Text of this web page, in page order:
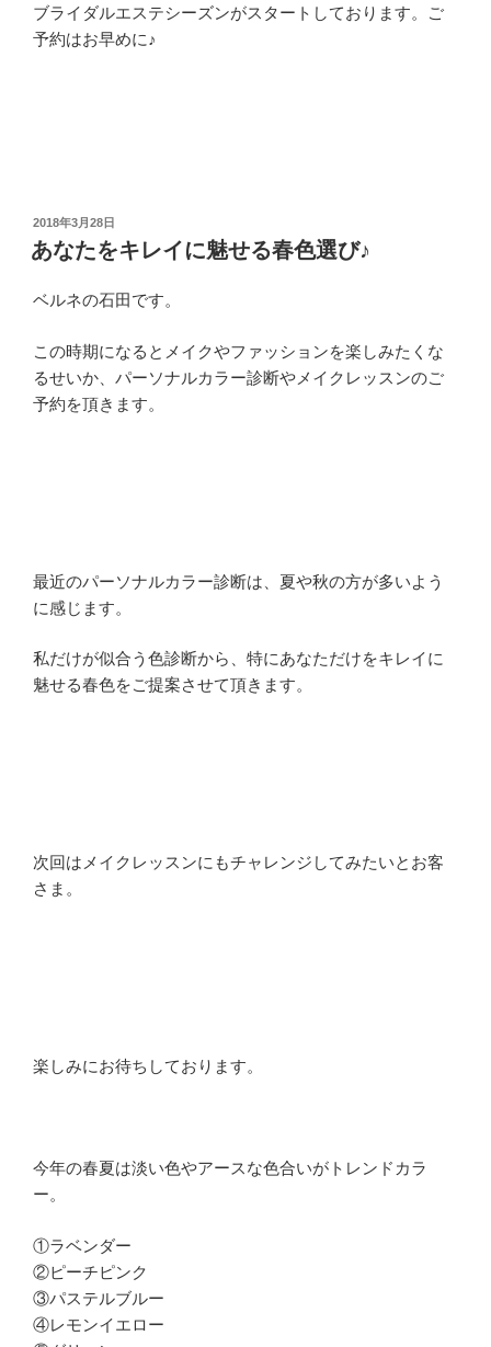
ブライダルエステシーズンがスタートしております。ご
予約はお早めに♪
投
稿
日:
2018年3月28日
あなたをキレイに魅せる春色選び♪
ベルネの石田です。
この時期になるとメイクやファッションを楽しみたくな
るせいか、パーソナルカラー診断やメイクレッスンのご
予約を頂きます。
最近のパーソナルカラー診断は、夏や秋の方が多いよう
に感じます。
私だけが似合う色診断から、特にあなただけをキレイに
魅せる春色をご提案させて頂きます。
次回はメイクレッスンにもチャレンジしてみたいとお客
さま。
楽しみにお待ちしております。
今年の春夏は淡い色やアースな色合いがトレンドカラ
ー。
①ラベンダー
②ピーチピンク
③パステルブルー
④レモンイエロー